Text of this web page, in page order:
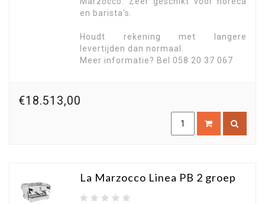
en barista's.
Houdt rekening met langere
levertijden dan normaal.
Meer informatie? Bel 058 20 37 067
€18.513,00
La Marzocco Linea PB 2 groep